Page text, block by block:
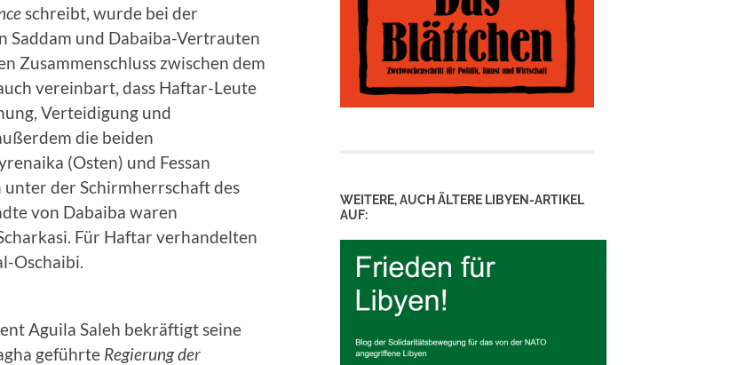
schreibt, wurde bei der
Saddam und Dabaiba-Vertrauten
Zusammenschluss zwischen dem
vereinbart, dass Haftar-Leute
Verteidigung und
die beiden
(Osten) und Fessan
unter der Schirmherrschaft des
von Dabaiba waren
Für Haftar verhandelten
Oschaibi.
Aguila Saleh bekräftigt seine
geführte Regierung der
WEITERE, AUCH ÄLTERE LIBYEN-ARTIKEL
AUF: